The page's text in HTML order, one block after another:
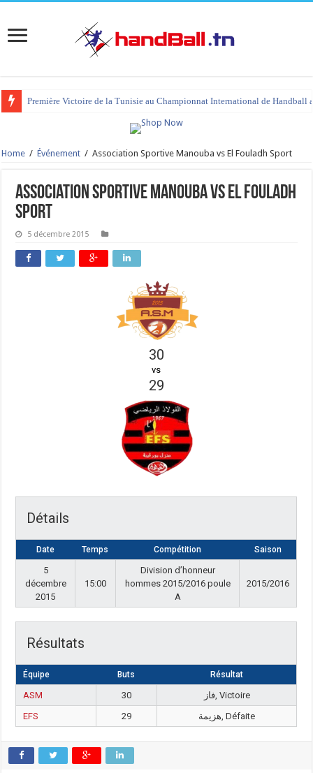
Première Victoire de la Tunisie au Championnat International de Handball
Home / Événement / Association Sportive Manouba vs El Fouladh Sport
Association Sportive Manouba vs El Fouladh
Sport
5 décembre 2015
30
vs
29
Détails
Date Temps Compétition Saison
5
décembre
2015
15:00
Division d’honneur
hommes 2015/2016 poule
A
2015/2016
Résultats
Équipe Buts Résultat
ASM 30
فاز, Victoire
EFS
29 هزيمة, Défaite